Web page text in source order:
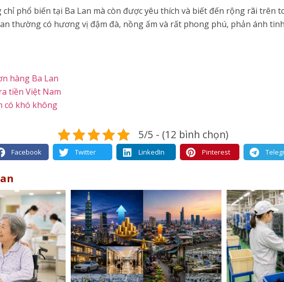
phổ biến tại Ba Lan mà còn được yêu thích và biết đến rộng rãi trên
thường có hương vị đậm đà, nồng ấm và rất phong phú, phản ánh
hàng Ba Lan
tiền Việt Nam
có khó không
5/5 - (12 bình chọn)
Facebook Twitter LinkedIn Pinterest